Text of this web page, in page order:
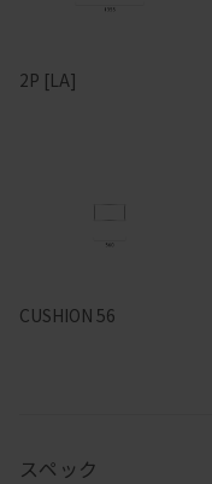
2P [LA]
CUSHION 56
スペック